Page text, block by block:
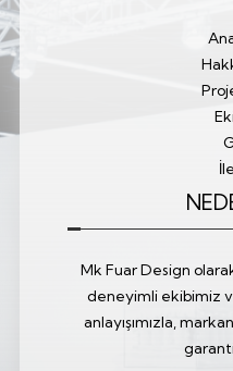
Mk Fuar Design
deneyimli ekibimiz
anlayışımızla,